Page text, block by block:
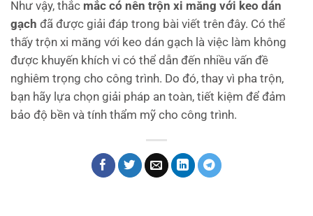
Như vậy, thắc mắc có nên trộn xi măng với keo dán
gạch đã được giải đáp trong bài viết trên đây. Có thể
thấy trộn xi măng với keo dán gạch là việc làm không
được khuyến khích vi có thể dẫn đến nhiều vấn đề
nghiêm trọng cho công trình. Do đó, thay vì pha trộn,
bạn hãy lựa chọn giải pháp an toàn, tiết kiệm để đảm
bảo độ bền và tính thẩm mỹ cho công trình.